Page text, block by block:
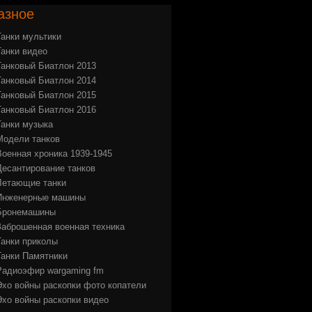
мультики
видео
Биатлон 2013
Биатлон 2014
Биатлон 2015
Биатлон 2016
музыка
танков
хроника 1939-1945
танков
танки
машины
военная техника
приколы
Памятники
wargaming fm
войны раскопки фото копатели
войны раскопки видео